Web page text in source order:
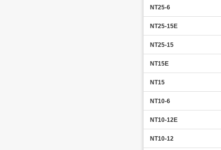
NT25-6
NT25-15E
NT25-15
NT15E
NT15
NT10-6
NT10-12E
NT10-12